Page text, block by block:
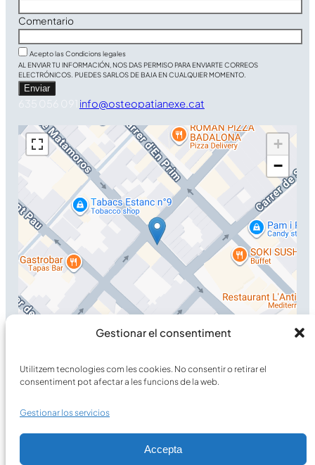
Gestionar el consentiment
Utilitzem tecnologies com les cookies. No consentir o retirar el
consentiment pot afectar a les funcions de la web.
Gestionar los servicios
Accepta
Comentario
Acepto las Condicions legales
AL ENVIAR TU INFORMACIÓN, NOS DAS PERMISO PARA ENVIARTE CORREOS
ELECTRÓNICOS. PUEDES SARLOS DE BAJA EN CUALQUIER MOMENTO.
Enviar
info@osteopatianexe.cat
+
−
08911 Badalona